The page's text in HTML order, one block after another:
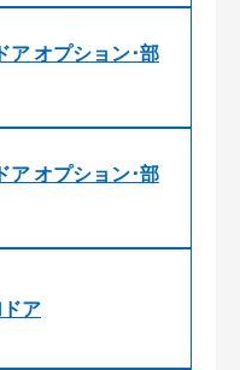
オプション･部
オプション･部
ア